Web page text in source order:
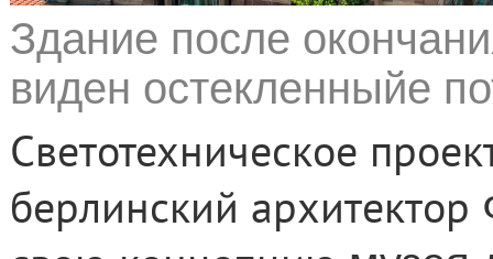
Здание после
виден остекленныйе
Светотехническое
берлинский архитектор